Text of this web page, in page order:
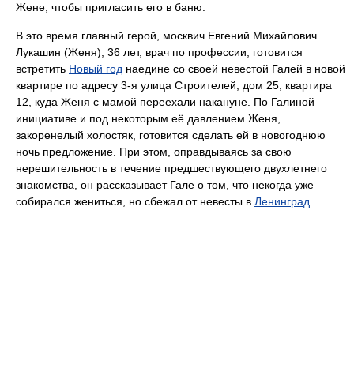
Жене, чтобы пригласить его в баню.
В это время главный герой, москвич Евгений Михайлович
Лукашин (Женя), 36 лет, врач по профессии, готовится
встретить Новый год наедине со своей невестой Галей в новой
квартире по адресу 3-я улица Строителей, дом 25, квартира
12, куда Женя с мамой переехали накануне. По Галиной
инициативе и под некоторым её давлением Женя,
закоренелый холостяк, готовится сделать ей в новогоднюю
ночь предложение. При этом, оправдываясь за свою
нерешительность в течение предшествующего двухлетнего
знакомства, он рассказывает Гале о том, что некогда уже
собирался жениться, но сбежал от невесты в Ленинград.